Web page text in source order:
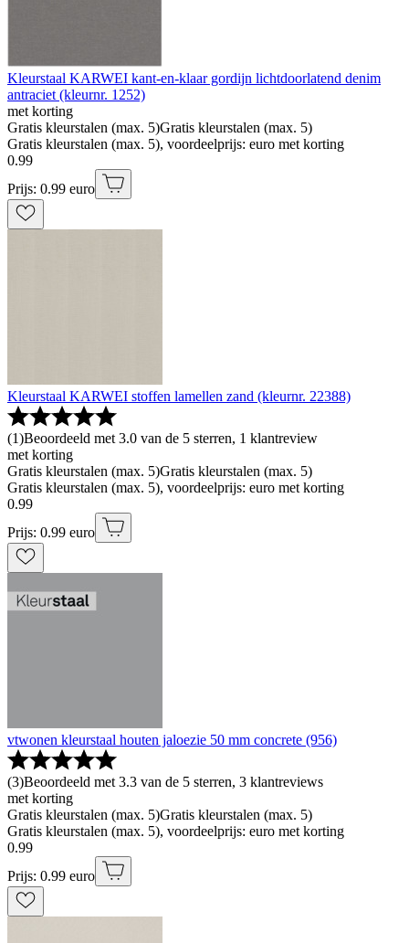
Kleurstaal KARWEI kant-en-klaar gordijn lichtdoorlatend denim
antraciet (kleurnr. 1252)
met korting
Gratis kleurstalen (max. 5)Gratis kleurstalen (max. 5)
Gratis kleurstalen (max. 5), voordeelprijs: euro met korting
0.99
Prijs: 0.99 euro
Kleurstaal KARWEI stoffen lamellen zand (kleurnr. 22388)
(1)Beoordeeld met 3.0 van de 5 sterren, 1 klantreview
met korting
Gratis kleurstalen (max. 5)Gratis kleurstalen (max. 5)
Gratis kleurstalen (max. 5), voordeelprijs: euro met korting
0.99
Prijs: 0.99 euro
vtwonen kleurstaal houten jaloezie 50 mm concrete (956)
(3)Beoordeeld met 3.3 van de 5 sterren, 3 klantreviews
met korting
Gratis kleurstalen (max. 5)Gratis kleurstalen (max. 5)
Gratis kleurstalen (max. 5), voordeelprijs: euro met korting
0.99
Prijs: 0.99 euro